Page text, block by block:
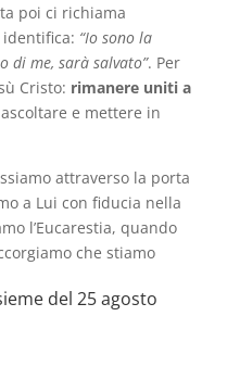
poi ci richiama
identifica: “Io sono la
di me, sarà salvato”. Per
Cristo: rimanere uniti a
e mettere in
attraverso la porta
a Lui con fiducia nella
l’Eucarestia, quando
che stiamo
del 25 agosto